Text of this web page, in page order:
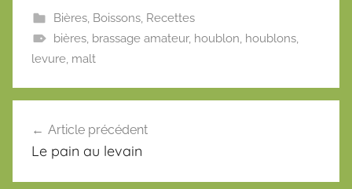
Bières, Boissons, Recettes
bières, brassage amateur, houblon houblons,
levure malt
de
Article précédent
Le pain au levain